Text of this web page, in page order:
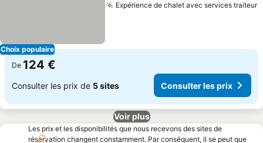
Choix populaire
Expérience de chalet avec services traiteur
De 124 €
Consulter les prix de 5 sites Consulter les prix
Voir plus
Les prix et les disponibilités que nous recevons des sites de
réservation changent constamment. Par conséquent, il se peut que